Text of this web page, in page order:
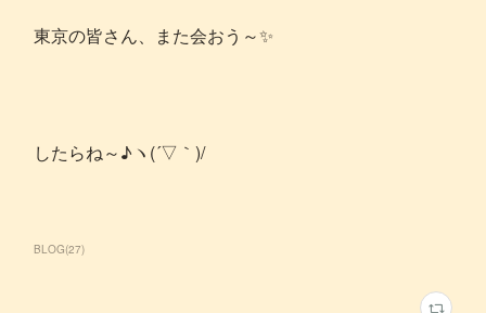
東京の皆さん、また会おう～✨
したらね～♪ヽ(´▽｀)/
BLOG(27)